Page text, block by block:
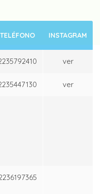
TELÉFONO INSTAGRAM
ver
ver